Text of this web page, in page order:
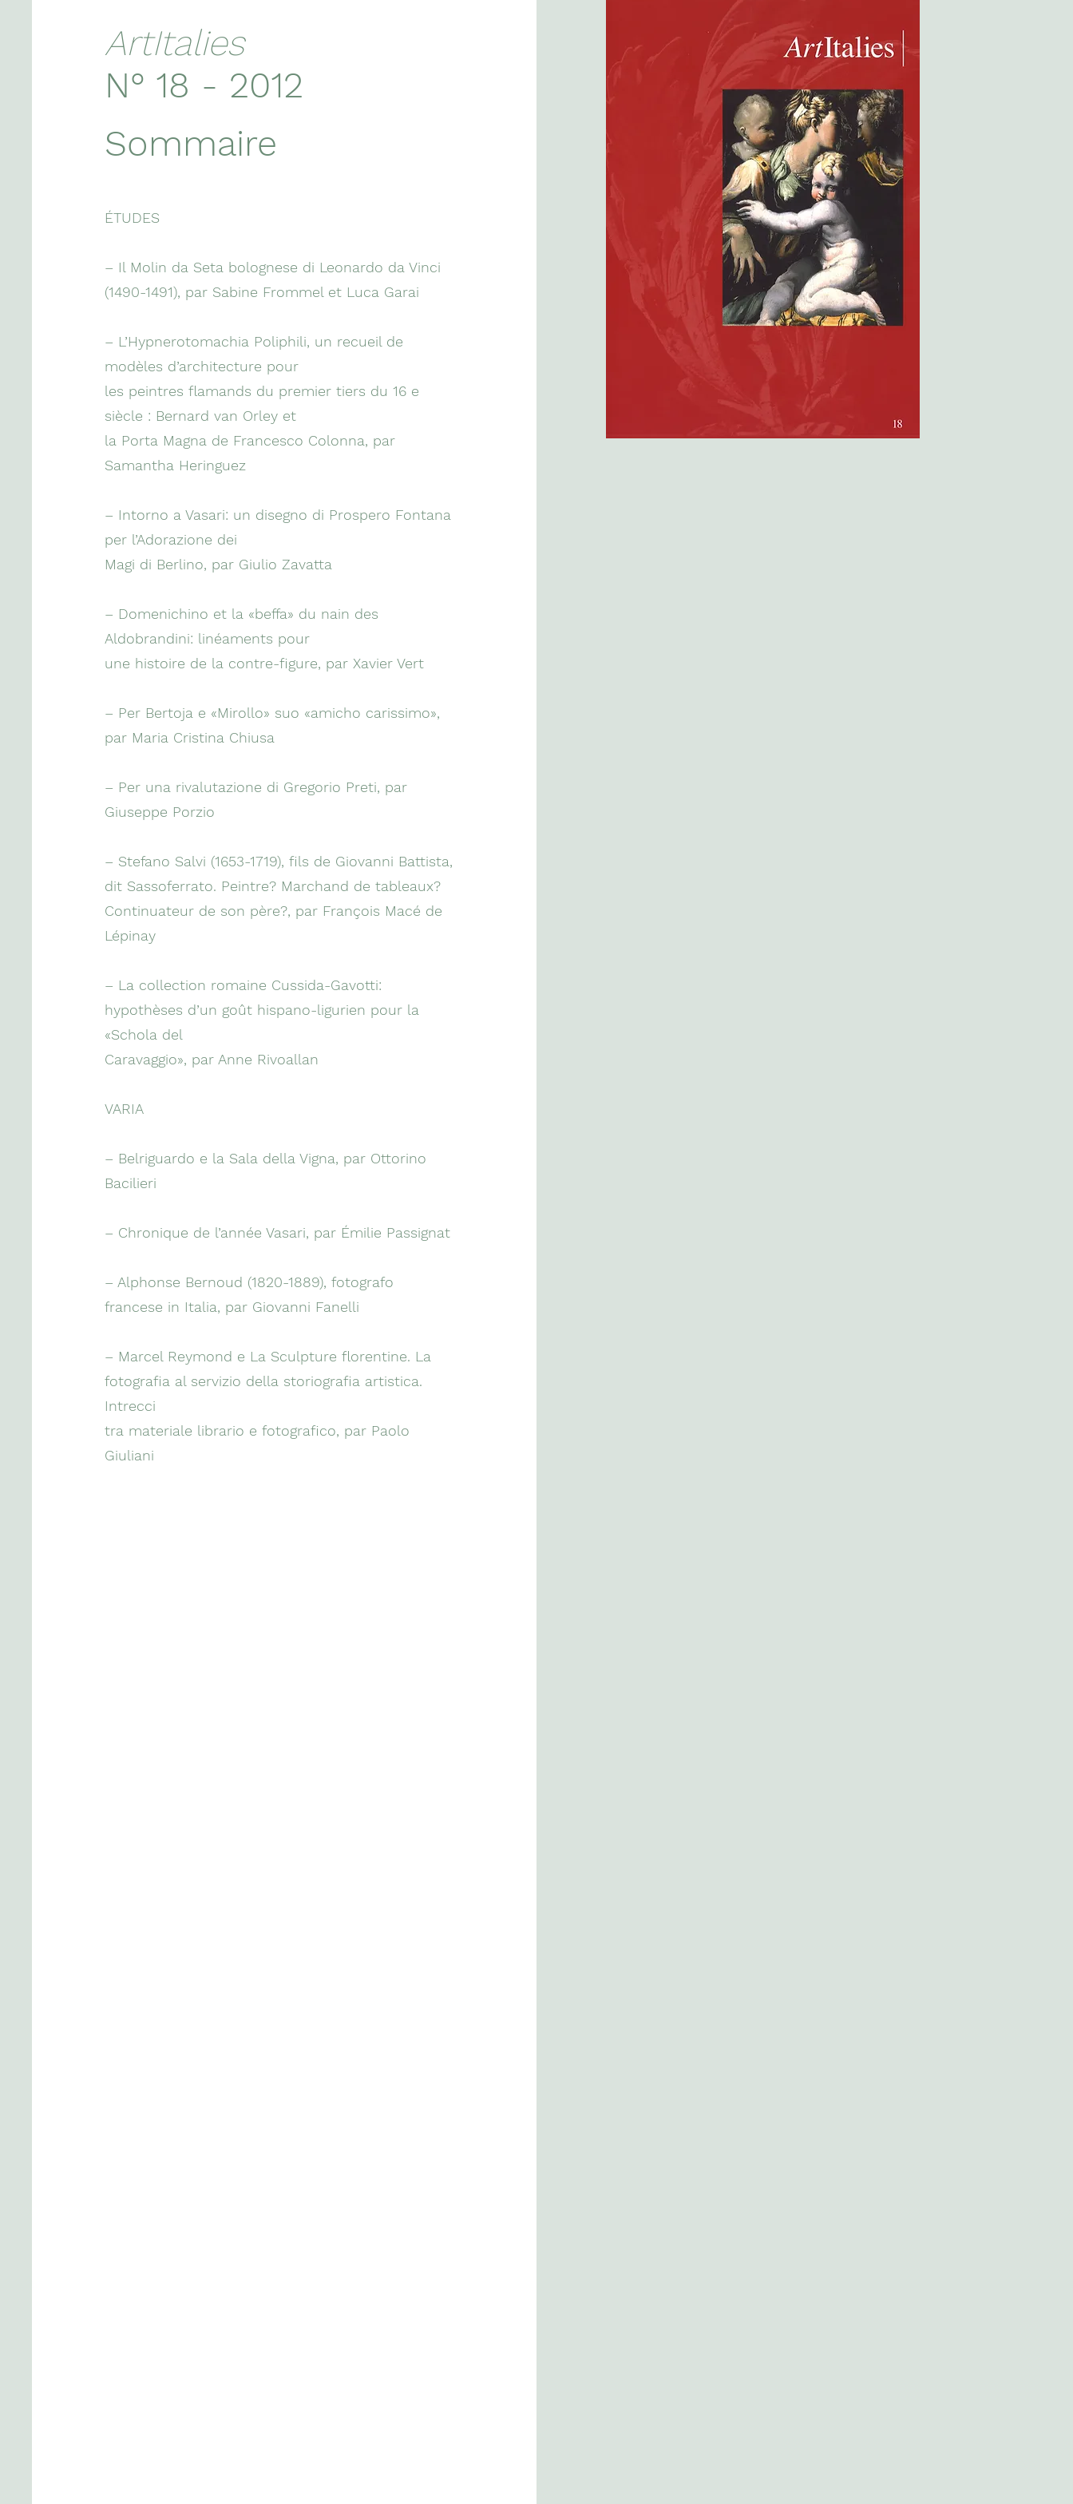
ArtItalies
N° 18 - 2012
Sommaire
ÉTUDES
– Il Molin da Seta bolognese di Leonardo da Vinci
(1490-1491), par Sabine Frommel et Luca Garai
– L’Hypnerotomachia Poliphili, un recueil de
modèles d’architecture pour
les peintres flamands du premier tiers du 16 e
siècle : Bernard van Orley et
la Porta Magna de Francesco Colonna, par
Samantha Heringuez
– Intorno a Vasari: un disegno di Prospero Fontana
per l’Adorazione dei
Magi di Berlino, par Giulio Zavatta
– Domenichino et la «beffa» du nain des
Aldobrandini: linéaments pour
une histoire de la contre-figure, par Xavier Vert
– Per Bertoja e «Mirollo» suo «amicho carissimo»,
par Maria Cristina Chiusa
– Per una rivalutazione di Gregorio Preti, par
Giuseppe Porzio
– Stefano Salvi (1653-1719), fils de Giovanni Battista,
dit Sassoferrato. Peintre? Marchand de tableaux?
Continuateur de son père?, par François Macé de
Lépinay
– La collection romaine Cussida-Gavotti:
hypothèses d’un goût hispano-ligurien pour la
«Schola del
Caravaggio», par Anne Rivoallan
VARIA
– Belriguardo e la Sala della Vigna, par Ottorino
Bacilieri
– Chronique de l’année Vasari, par Émilie Passignat
– Alphonse Bernoud (1820-1889), fotografo
francese in Italia, par Giovanni Fanelli
– Marcel Reymond e La Sculpture florentine. La
fotografia al servizio della storiografia artistica.
Intrecci
tra materiale librario e fotografico, par Paolo
Giuliani